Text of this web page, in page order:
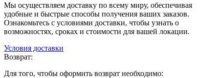
Мы осуществляем доставку по всему миру, обеспечивая
удобные и быстрые способы получения ваших заказов.
Ознакомьтесь с условиями доставки, чтобы узнать о
возможностях, сроках и стоимости для вашей локации.
Условия доставки
Возврат:
Для того, чтобы оформить возврат необходимо: